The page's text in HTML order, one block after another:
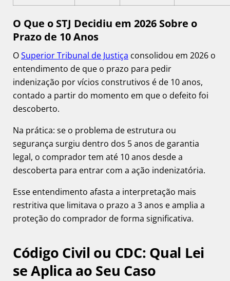
O Que o STJ Decidiu em 2026 Sobre o
Prazo de 10 Anos
OSuperior Tribunal de Justiça consolidou em 2026 o
entendimento de que o prazo para pedir
indenização por vícios construtivos é de 10 anos,
contado a partir do momento em que o defeito foi
descoberto.
Na prática: se o problema de estrutura ou
segurança surgiu dentro dos 5 anos de garantia
legal, o comprador tem até 10 anos desde a
descoberta para entrar com a ação indenizatória.
Esse entendimento afasta a interpretação mais
restritiva que limitava o prazo a 3 anos e amplia a
proteção do comprador de forma significativa.
Código Civil ou CDC: Qual Lei
se Aplica ao Seu Caso